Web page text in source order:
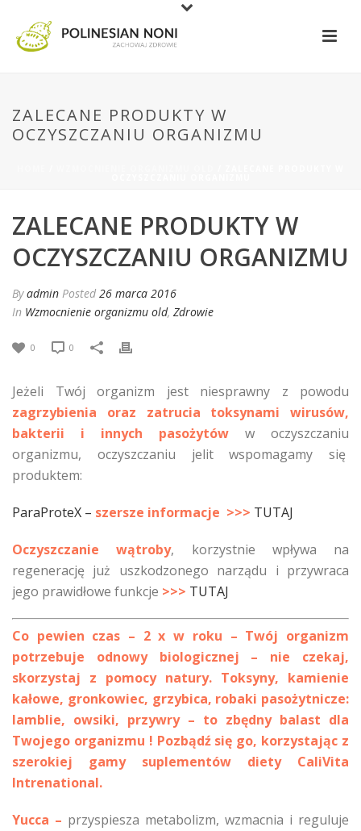
ZALECANE PRODUKTY W
OCZYSZCZANIU ORGANIZMU
ZALECANE PRODUKTY W
OCZYSZCZANIU ORGANIZMU
Byadmin Posted 26 marca 2016
In Wzmocnienie organizmu old, Zdrowie
0 0
Jeżeli Twój organizm jest niesprawny z powodu
zagrzybienia oraz zatrucia toksynami wirusów,
bakterii i innych pasożytów w oczyszczaniu
organizmu, oczyszczaniu jelit wspomagamy się
produktem:
ParaProteX – szersze informacje >>> TUTAJ
Oczyszczanie wątroby, korzystnie wpływa na
regenerację już uszkodzonego narządu i przywraca
jego prawidłowe funkcje >>> TUTAJ
Co pewien czas – 2 x w roku – Twój organizm
potrzebuje odnowy biologicznej – nie czekaj,
skorzystaj z pomocy natury. Toksyny, kamienie
kałowe, gronkowiec, grzybica, robaki pasożytnicze:
lamblie, owsiki, przywry – to zbędny balast dla
Twojego organizmu ! Pozbądź się go, korzystając z
szerokiej gamy suplementów diety CaliVita
Intrenational.
Yucca – przyspiesza metabolizm, wzmacnia i reguluje